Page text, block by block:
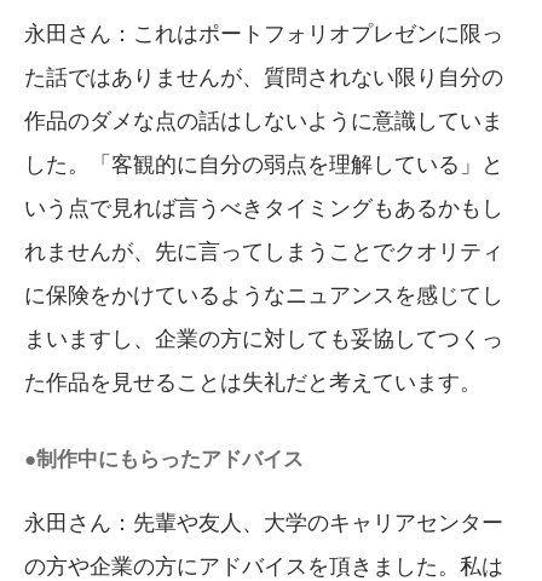
永田さん：これはポートフォリオプレゼンに限っ
た話ではありませんが、質問されない限り自分の
作品のダメな点の話はしないように意識していま
した。「客観的に自分の弱点を理解している」と
いう点で見れば言うべきタイミングもあるかもし
れませんが、先に言ってしまうことでクオリティ
に保険をかけているようなニュアンスを感じてし
まいますし、企業の方に対しても妥協してつくっ
た作品を見せることは失礼だと考えています。
●制作中にもらったアドバイス
永田さん：先輩や友人、大学のキャリアセンター
の方や企業の方にアドバイスを頂きました。私は